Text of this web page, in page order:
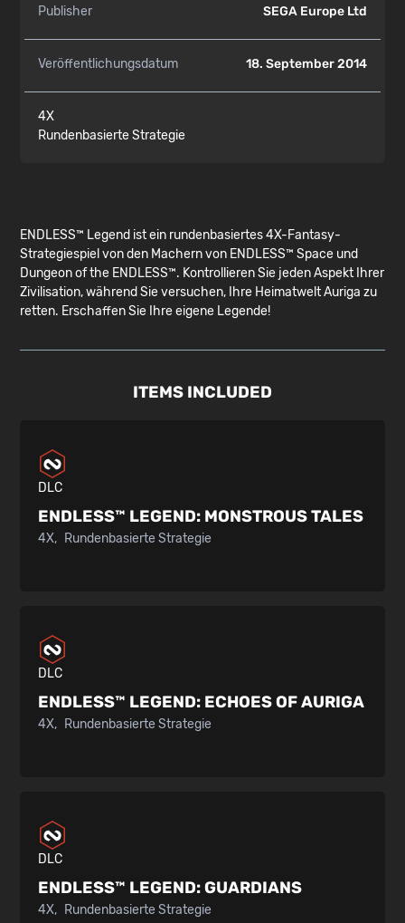
Publisher SEGA Europe Ltd
Veröffentlichungsdatum 18. September 2014
4X
Rundenbasierte Strategie
ENDLESS™ Legend ist ein rundenbasiertes 4X-Fantasy-
Strategiespiel von den Machern von ENDLESS™ Space und
Dungeon of the ENDLESS™. Kontrollieren Sie jeden Aspekt Ihrer
Zivilisation, während Sie versuchen, Ihre Heimatwelt Auriga zu
retten. Erschaffen Sie Ihre eigene Legende!
ITEMS INCLUDED
DLC
ENDLESS™ LEGEND: MONSTROUS TALES
4X Rundenbasierte Strategie
DLC
ENDLESS™ LEGEND: ECHOES OF AURIGA
4X Rundenbasierte Strategie
DLC
ENDLESS™ LEGEND:GUARDIANS
4X Rundenbasierte Strategie